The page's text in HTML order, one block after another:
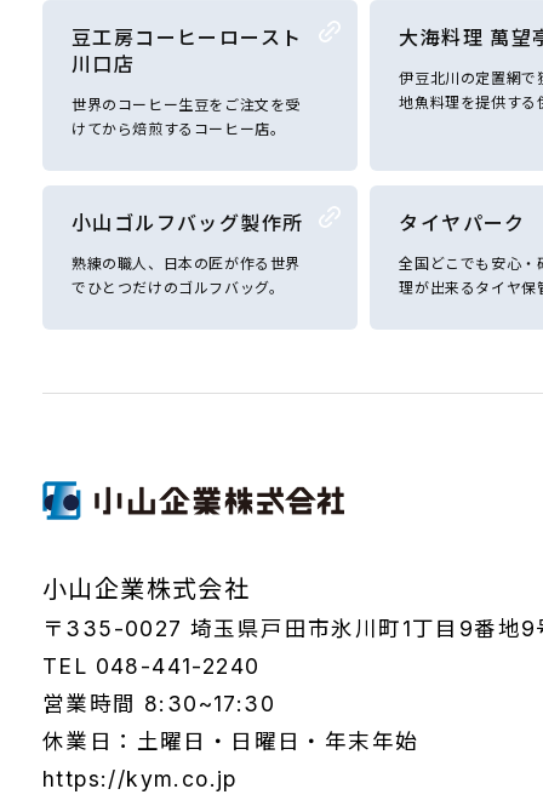
豆工房コーヒーロースト
川口店
世界のコーヒー生豆をご注文を受
けてから焙煎するコーヒー店。
大海料理 萬望
伊豆北川の定置網で
地魚料理を提供する
小山ゴルフバッグ製作所
熟練の職人、日本の匠が作る世界
でひとつだけのゴルフバッグ。
タイヤパーク
全国どこでも安心・
理が出来るタイヤ保
小山企業株式会社
〒335-0027 埼玉県戸田市氷川町1丁目9番地9
TEL 048-441-2240
営業時間 8:30~17:30
休業日：土曜日・日曜日・年末年始
https://kym.co.jp